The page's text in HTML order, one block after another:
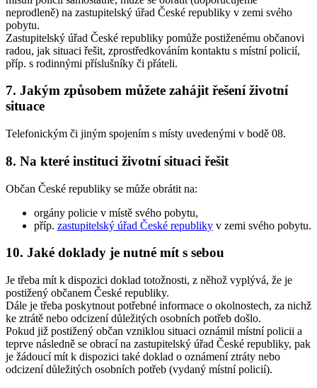
neprodleně) na zastupitelský úřad České republiky v zemi svého
pobytu.
Zastupitelský úřad České republiky pomůže postiženému občanovi
radou, jak situaci řešit, zprostředkováním kontaktu s místní policií,
příp. s rodinnými příslušníky či přáteli.
7. Jakým způsobem můžete zahájit řešení životní
situace
Telefonickým či jiným spojením s místy uvedenými v bodě 08.
8. Na které instituci životní situaci řešit
Občan České republiky se může obrátit na:
orgány policie v místě svého pobytu,
příp. zastupitelský úřad České republiky v zemi svého pobytu.
10. Jaké doklady je nutné mít s sebou
Je třeba mít k dispozici doklad totožnosti, z něhož vyplývá, že je
postižený občanem České republiky.
Dále je třeba poskytnout potřebné informace o okolnostech, za nichž
ke ztrátě nebo odcizení důležitých osobních potřeb došlo.
Pokud již postižený občan vzniklou situaci oznámil místní policii a
teprve následně se obrací na zastupitelský úřad České republiky, pak
je žádoucí mít k dispozici také doklad o oznámení ztráty nebo
odcizení důležitých osobních potřeb (vydaný místní policií).